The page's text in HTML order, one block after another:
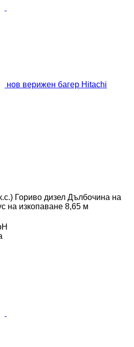
нов верижен багер Hitachi
Гориво дизел Дълбочина на
на изкопаване 8,65 м